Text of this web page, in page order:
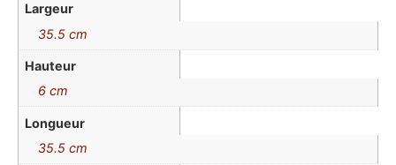
Largeur
35.5 cm
Hauteur
6 cm
Longueur
35.5 cm